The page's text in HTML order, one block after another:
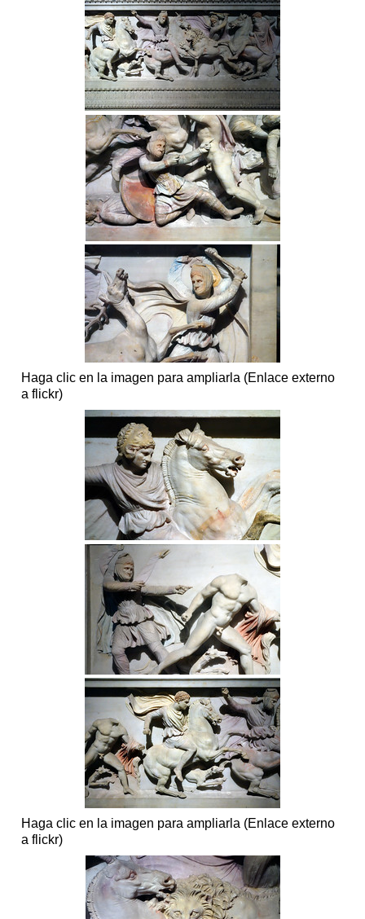
Haga clic en la imagen para ampliarla (Enlace externo
a flickr)
Haga clic en la imagen para ampliarla (Enlace externo
a flickr)